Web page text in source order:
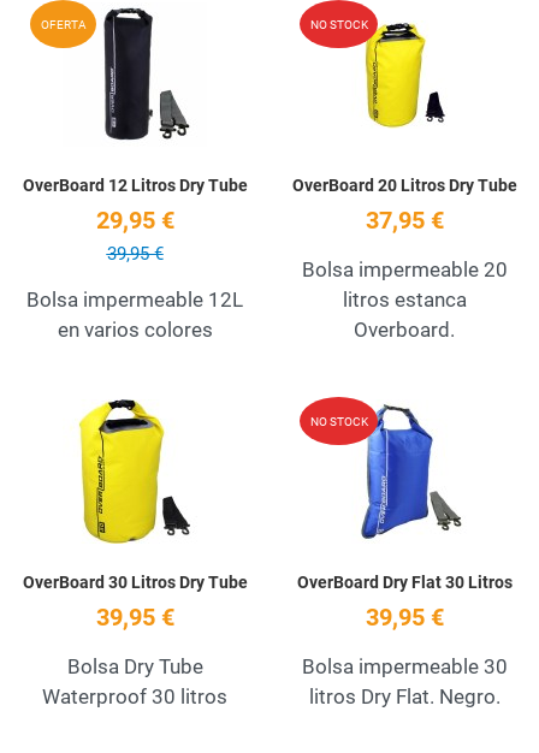
OFERTA Add to Wishlist
OverBoard 12 Litros Dry Tube
29,95 €
39,95 €
Bolsa impermeable 12L
en varios colores
NO STOCK
OverBoard 20 Litros Dry Tube
37,95 €
Bolsa impermeable 20
litros estanca
Overboard.
Add to Wishlist
OverBoard 30 Litros Dry Tube
39,95 €
Bolsa Dry Tube
Waterproof 30 litros
NO STOCK
OverBoard Dry Flat 30 Litros
39,95 €
Bolsa impermeable 30
litros Dry Flat. Negro.